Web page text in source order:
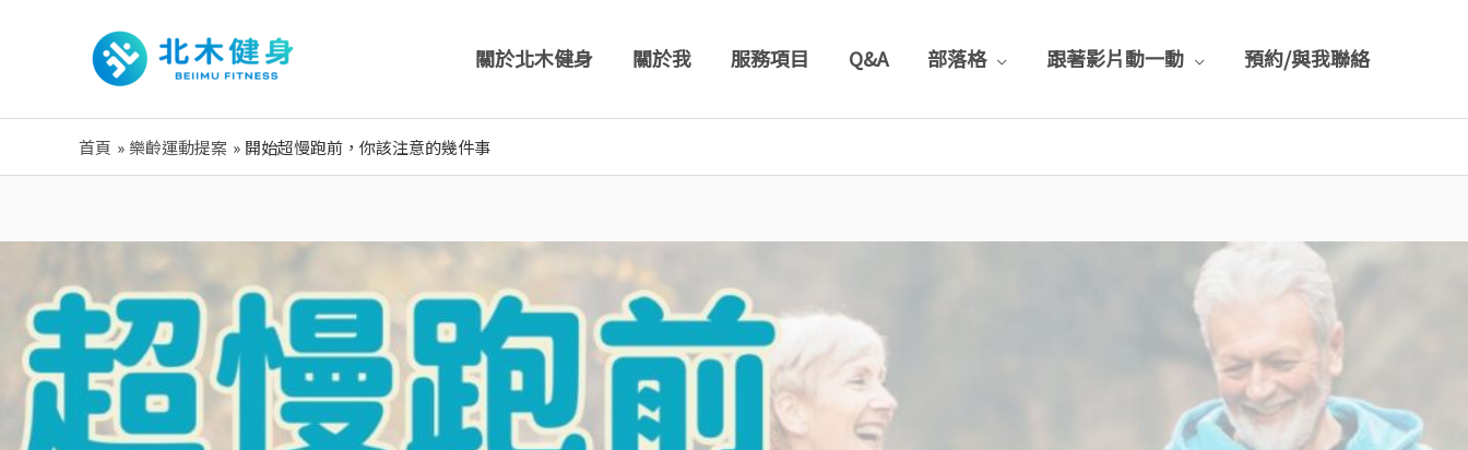
關於北木健身 關於我 服務項目 Q&A 部落格 跟著影片動一動 預約/與我聯絡
首頁 樂齡運動提案 開始超慢跑前，你該注意的幾件事